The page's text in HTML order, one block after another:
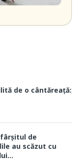
de o cântăreață:
de
au scăzut cu